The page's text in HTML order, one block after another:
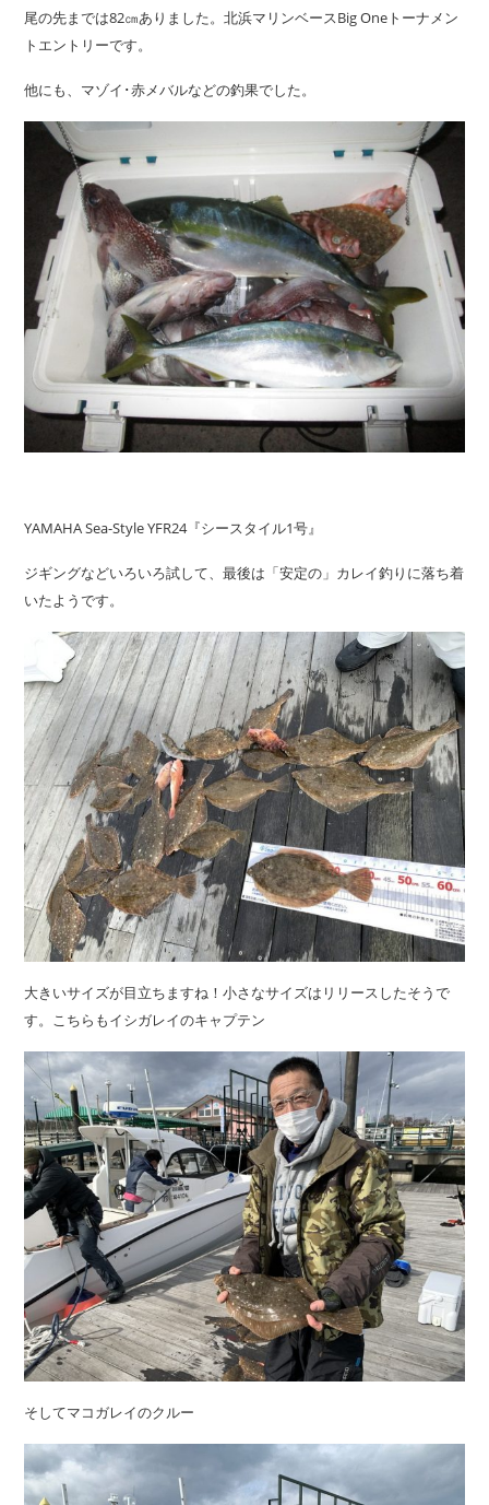
尾の先までは82㎝ありました。北浜マリンベースBig Oneトーナメン
トエントリーです。
他にも、マゾイ･赤メバルなどの釣果でした。
YAMAHA Sea-Style YFR24『シースタイル1号』
ジギングなどいろいろ試して、最後は「安定の」カレイ釣りに落ち着
いたようです。
大きいサイズが目立ちますね！小さなサイズはリリースしたそうで
す。こちらもイシガレイのキャプテン
そしてマコガレイのクルー